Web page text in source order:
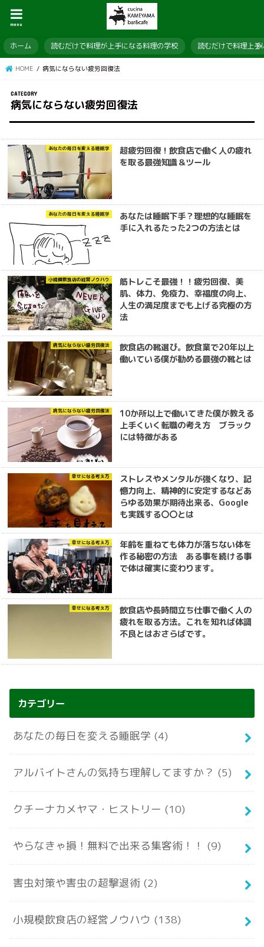
menu
ホーム 読むだけで料理が上手になる料理の学校 読むだけで料理上
HOME 病気にならない疲労回復法
病気にならない疲労回復法
あなたの毎日を変える睡眠学
超疲労回復！飲食店で働く人の疲れ
を取る最強知識＆ツール
あなたの毎日を変える睡眠学
あなたは睡眠下手？理想的な睡眠を
手に入れるたった2つの方法とは
小規模飲食店の経営ノウハウ
筋トレこそ最強！！疲労回復、美
肌、体力、免疫力、幸福度の向上、
人生の満足度までも上げる究極の方
法
病気にならない疲労回復法
飲食店の靴選び。飲食業で20年以上
働いている僕が勧める最強の靴とは
病気にならない疲労回復法
10か所以上で働いてきた僕が教える
上手くいく転職の考え方 ブラック
には特徴がある
幸せになる考え方
ストレスやメンタルが強くなり、記
憶力向上、精神的に安定するなどあ
らゆる効果が期待出来る、Google
も実践する〇〇とは
幸せになる考え方
年齢を重ねても体力が落ちない体を
作る秘密の方法 ある事を続ける事
で体は確実に変わります。
幸せになる考え方
飲食店や長時間立ち仕事で働く人の
疲れを取る方法。これを知れば体調
不良とはおさらばです。
カテゴリー
あなたの毎日を変える睡眠学 (4)
アルバイトさんの気持ち理解してますか？ (5)
クチーナカメヤマ・ヒストリー (10)
やらなきゃ損！無料で出来る集客術！！ (9)
害虫対策や害虫の超撃退術 (2)
小規模飲食店の経営ノウハウ (138)